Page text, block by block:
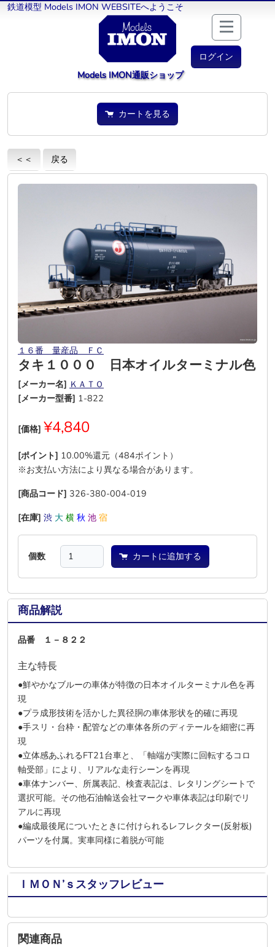
鉄道模型 Models IMON WEBSITEへようこそ
ログイン
Models IMON通販ショップ
カートを見る
＜＜ 戻る
１６番 量産品 ＦＣ
タキ１０００ 日本オイルターミナル色
[メーカー名] ＫＡＴＯ
[メーカー型番] 1-822
[価格] ¥4,840
[ポイント] 10.00%還元（484ポイント）
※お支払い方法により異なる場合があります。
[商品コード] 326-380-004-019
[在庫] 渋 大 横 秋 池 宿
個数 カートに追加する
商品解説
品番 １－８２２
主な特長
●鮮やかなブルーの車体が特徴の日本オイルターミナル色を再
現
●プラ成形技術を活かした異径胴の車体形状を的確に再現
●手スリ・台枠・配管などの車体各所のディテールを細密に再
現
●立体感あふれるFT21台車と、「軸端が実際に回転するコロ
軸受部」により、リアルな走行シーンを再現
●車体ナンバー、所属表記、検査表記は、レタリングシートで
選択可能。その他石油輸送会社マークや車体表記は印刷でリ
アルに再現
●編成最後尾についたときに付けられるレフレクター(反射板)
パーツを付属。実車同様に着脱が可能
ＩＭＯＮ’ｓスタッフレビュー
関連商品